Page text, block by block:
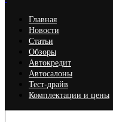
Главная
Новости
Статьи
Обзоры
Автокредит
Автосалоны
Тест-драйв
Комплектации и цены